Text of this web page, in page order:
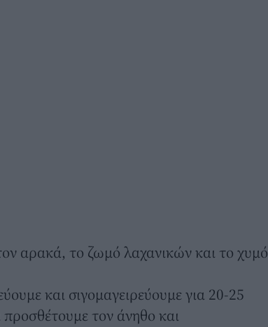
αρακά, το ζωμό λαχανικών και το χυμό
και σιγομαγειρεύουμε για 20-25
τον άνηθο και